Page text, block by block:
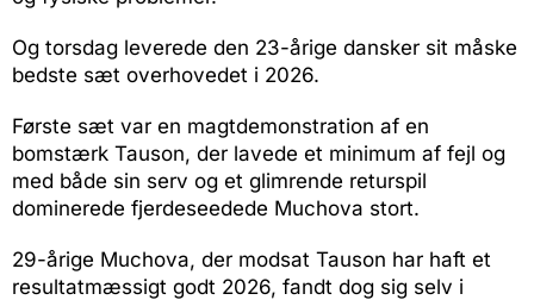
Og torsdag leverede den 23-årige dansker sit måske
bedste sæt overhovedet i 2026.
Første sæt var en magtdemonstration af en
bomstærk Tauson, der lavede et minimum af fejl og
med både sin serv og et glimrende returspil
dominerede fjerdeseedede Muchova stort.
29-årige Muchova, der modsat Tauson har haft et
resultatmæssigt godt 2026, fandt dog sig selv i